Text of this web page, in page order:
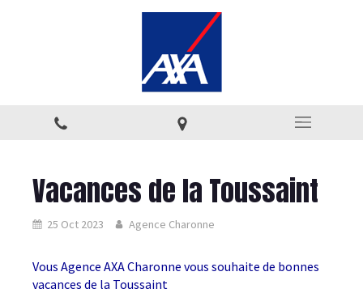
Vacances de la Toussaint
25 Oct 2023 Agence Charonne
Vous Agence AXA Charonne vous souhaite de bonnes
vacances de la Toussaint